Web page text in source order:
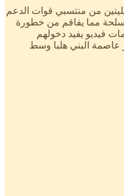
من منتسبي قوات الدعم
مما يفاقم من خطورة
فيديو يفيد دخولهم
عاصمة البني هلبا وسط